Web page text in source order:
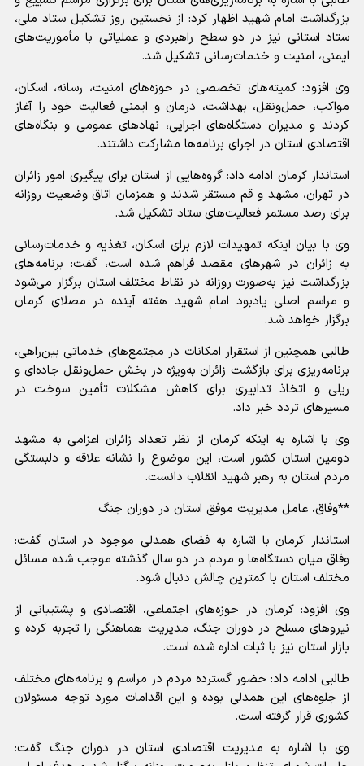
بزرگداشت امام شهید اظهار کرد: از نخستین روز تشکیل ستاد ملی،
ستاد استانی نیز در دو سطح راهبردی و عملیاتی با مأموریت‌های
ایمنی، امنیت و خدمات‌رسانی تشکیل شد.
وی افزود: کمیته‌های تخصصی در حوزه‌های امنیت، رسانه، اسکان،
مواکب، حمل‌ونقل، بهداشت، درمان و ایمنی فعالیت خود را آغاز
کردند و مدیران دستگاه‌های اجرایی، نهاد‌های عمومی و بنگاه‌های
اقتصادی استان در اجرای برنامه‌ها مشارکت داشتند.
استاندار کرمان ادامه داد: گروه‌هایی از استان برای پیگیری امور زائران
در تهران، مشهد و قم مستقر شدند و همزمان اتاق وضعیت روزانه
برای رصد مستمر فعالیت‌های ستاد تشکیل شد.
وی با بیان اینکه تمهیدات لازم برای اسکان، تغذیه و خدمات‌رسانی
به زائران در شهر‌های مقصد فراهم شده است، گفت: برنامه‌های
بزرگداشت نیز به‌صورت روزانه در نقاط مختلف استان برگزار می‌شود
و مراسم اصلی یادبود امام شهید هفته آینده در مصلای کرمان
برگزار خواهد شد.
طالبی همچنین از استقرار امکانات در مجتمع‌های خدماتی بین‌راهی،
برنامه‌ریزی برای بازگشت زائران به‌ویژه در بخش حمل‌ونقل جاده‌ای و
ریلی و اتخاذ تدابیری برای کاهش مشکلات تأمین سوخت در
مسیر‌های تردد خبر داد.
وی با اشاره به اینکه کرمان از نظر تعداد زائران اعزامی به مشهد
دومین استان کشور است، این موضوع را نشانه علاقه و دلبستگی
مردم استان به رهبر شهید انقلاب دانست.
**وفاق، عامل مدیریت موفق استان در دوران جنگ
استاندار کرمان با اشاره به فضای همدلی موجود در استان گفت:
وفاق میان دستگاه‌ها و مردم در دو سال گذشته موجب شده مسائل
مختلف استان با کمترین چالش دنبال شود.
وی افزود: کرمان در حوزه‌های اجتماعی، اقتصادی و پشتیبانی از
نیرو‌های مسلح در دوران جنگ، مدیریت هماهنگی را تجربه کرده و
بازار استان نیز با ثبات اداره شده است.
طالبی ادامه داد: حضور گسترده مردم در مراسم و برنامه‌های مختلف
از جلوه‌های این همدلی بوده و این اقدامات مورد توجه مسئولان
کشوری قرار گرفته است.
وی با اشاره به مدیریت اقتصادی استان در دوران جنگ گفت: